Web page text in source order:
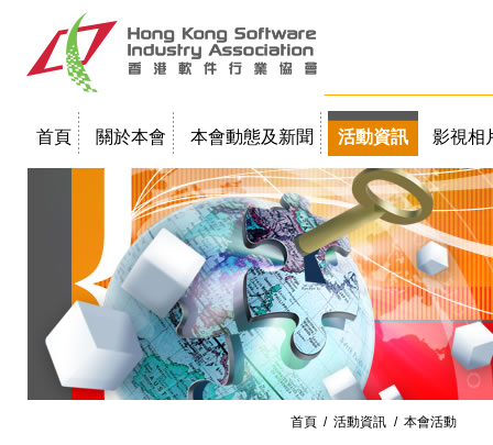
首頁 關於本會 本會動態及新聞 活動資訊 影視相
教學簡報
首頁 / 活動資訊 / 本會活動